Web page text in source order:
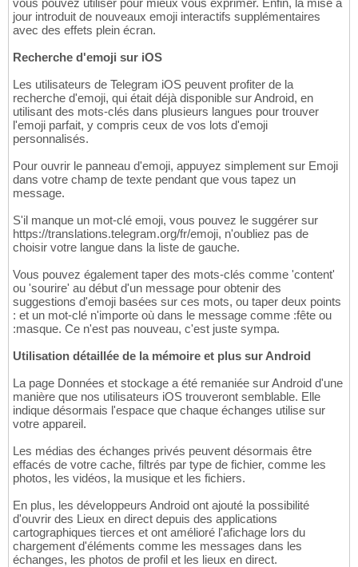
vous pouvez utiliser pour mieux vous exprimer. Enfin, la mise à
jour introduit de nouveaux emoji interactifs supplémentaires
avec des effets plein écran.
Recherche d'emoji sur iOS
Les utilisateurs de Telegram iOS peuvent profiter de la
recherche d'emoji, qui était déjà disponible sur Android, en
utilisant des mots-clés dans plusieurs langues pour trouver
l'emoji parfait, y compris ceux de vos lots d'emoji
personnalisés.
Pour ouvrir le panneau d'emoji, appuyez simplement sur Emoji
dans votre champ de texte pendant que vous tapez un
message.
S'il manque un mot-clé emoji, vous pouvez le suggérer sur
https://translations.telegram.org/fr/emoji, n'oubliez pas de
choisir votre langue dans la liste de gauche.
Vous pouvez également taper des mots-clés comme 'content'
ou 'sourire' au début d'un message pour obtenir des
suggestions d'emoji basées sur ces mots, ou taper deux points
: et un mot-clé n'importe où dans le message comme :fête ou
:masque. Ce n'est pas nouveau, c'est juste sympa.
Utilisation détaillée de la mémoire et plus sur Android
La page Données et stockage a été remaniée sur Android d'une
manière que nos utilisateurs iOS trouveront semblable. Elle
indique désormais l'espace que chaque échanges utilise sur
votre appareil.
Les médias des échanges privés peuvent désormais être
effacés de votre cache, filtrés par type de fichier, comme les
photos, les vidéos, la musique et les fichiers.
En plus, les développeurs Android ont ajouté la possibilité
d'ouvrir des Lieux en direct depuis des applications
cartographiques tierces et ont amélioré l'afichage lors du
chargement d'éléments comme les messages dans les
échanges, les photos de profil et les lieux en direct.